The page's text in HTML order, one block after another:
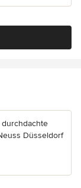
durchdachte
Düsseldorf